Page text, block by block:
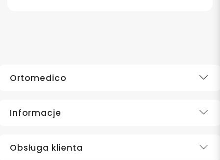
Ortomedico
Informacje
Obsługa klienta